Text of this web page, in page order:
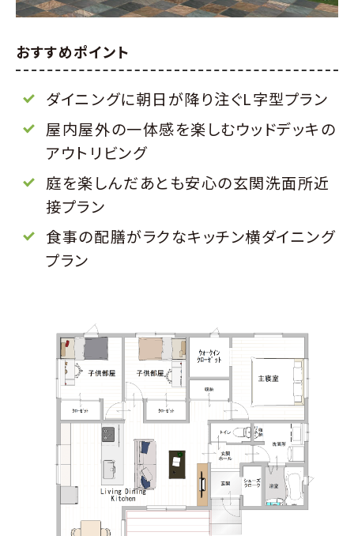
おすすめポイント
ダイニングに朝日が降り注ぐL字型プラン
屋内屋外の一体感を楽しむウッドデッキの
アウトリビング
庭を楽しんだあとも安心の玄関洗面所近
接プラン
食事の配膳がラクなキッチン横ダイニング
プラン